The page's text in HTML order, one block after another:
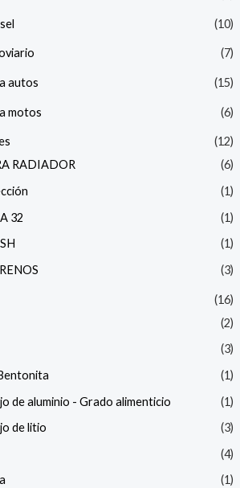
(10)
(7)
autos (15)
motos (6)
(12)
RADIADOR
(6)
(1)
32
(1)
(1)
(3)
(16)
(2)
(3)
(1)
de aluminio - Grado alimenticio
(1)
de litio
(3)
(4)
(1)